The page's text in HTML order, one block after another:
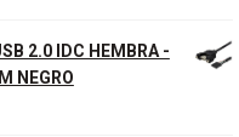
2.0 IDC HEMBRA -
NEGRO